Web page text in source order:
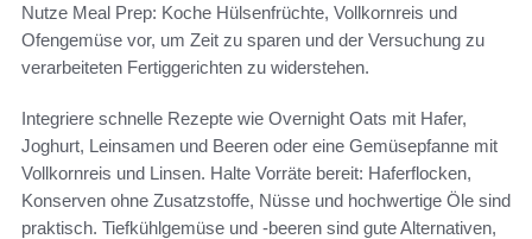
Nutze Meal Prep: Koche Hülsenfrüchte, Vollkornreis und
Ofengemüse vor, um Zeit zu sparen und der Versuchung zu
verarbeiteten Fertiggerichten zu widerstehen.
Integriere schnelle Rezepte wie Overnight Oats mit Hafer,
Joghurt, Leinsamen und Beeren oder eine Gemüsepfanne mit
Vollkornreis und Linsen. Halte Vorräte bereit: Haferflocken,
Konserven ohne Zusatzstoffe, Nüsse und hochwertige Öle sind
praktisch. Tiefkühlgemüse und -beeren sind gute Alternativen,